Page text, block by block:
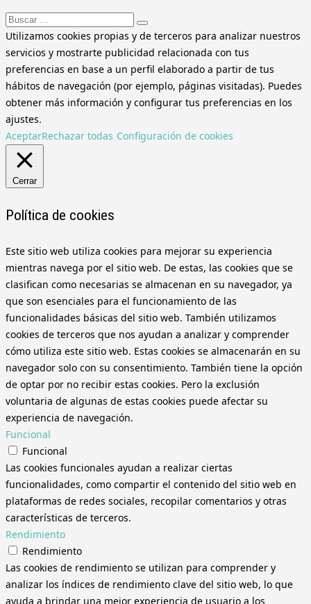
Buscar:
Utilizamos cookies propias y de terceros para analizar nuestros
servicios y mostrarte publicidad relacionada con tus
preferencias en base a un perfil elaborado a partir de tus
hábitos de navegación (por ejemplo, páginas visitadas). Puedes
obtener más información y configurar tus preferencias en los
ajustes.
AceptarRechazar todas Configuración de cookies
Cerrar
Política de cookies
Este sitio web utiliza cookies para mejorar su experiencia
mientras navega por el sitio web. De estas, las cookies que se
clasifican como necesarias se almacenan en su navegador, ya
que son esenciales para el funcionamiento de las
funcionalidades básicas del sitio web. También utilizamos
cookies de terceros que nos ayudan a analizar y comprender
cómo utiliza este sitio web. Estas cookies se almacenarán en su
navegador solo con su consentimiento. También tiene la opción
de optar por no recibir estas cookies. Pero la exclusión
voluntaria de algunas de estas cookies puede afectar su
experiencia de navegación.
Funcional
Funcional
Las cookies funcionales ayudan a realizar ciertas
funcionalidades, como compartir el contenido del sitio web en
plataformas de redes sociales, recopilar comentarios y otras
características de terceros.
Rendimiento
Rendimiento
Las cookies de rendimiento se utilizan para comprender y
analizar los índices de rendimiento clave del sitio web, lo que
ayuda a brindar una mejor experiencia de usuario a los